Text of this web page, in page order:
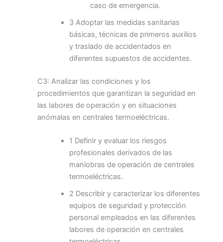
caso de emergencia.
3 Adoptar las medidas sanitarias
básicas, técnicas de primeros auxilios
y traslado de accidentados en
diferentes supuestos de accidentes.
C3: Analizar las condiciones y los
procedimientos que garantizan la seguridad en
las labores de operación y en situaciones
anómalas en centrales termoeléctricas.
1 Definir y evaluar los riesgos
profesionales derivados de las
maniobras de operación de centrales
termoeléctricas.
2 Describir y caracterizar los diferentes
equipos de seguridad y protección
personal empleados en las diferentes
labores de operación en centrales